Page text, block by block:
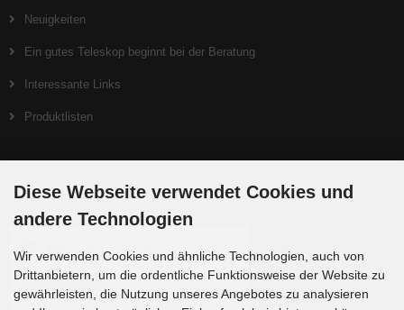
Neuigkeiten
Ein gutes Teleskop beginnt bei der Beratung
Interessante Links
Produktlisten
Zahlungsmethoden
Diese Webseite verwendet Cookies und
andere Technologien
Wir verwenden Cookies und ähnliche Technologien, auch von
Drittanbietern, um die ordentliche Funktionsweise der Website zu
gewährleisten, die Nutzung unseres Angebotes zu analysieren